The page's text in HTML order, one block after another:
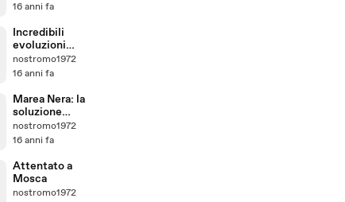
16 anni fa
Incredibili
evoluzioni
sullo skate
nostromo1972
16 anni fa
Marea Nera: la
soluzione
viene dalla
Puglia
nostromo1972
16 anni fa
Attentato a
Mosca
nostromo1972